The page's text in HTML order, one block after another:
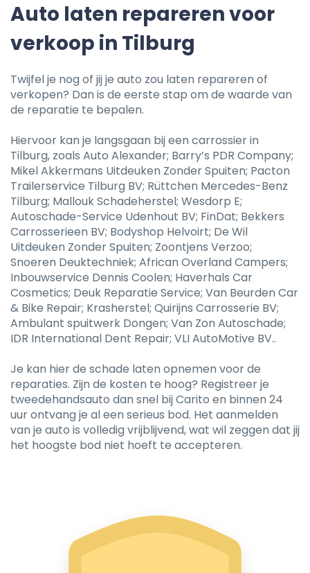
Auto laten repareren voor
verkoop in Tilburg
Twijfel je nog of jij je auto zou laten repareren of
verkopen? Dan is de eerste stap om de waarde van
de reparatie te bepalen.
Hiervoor kan je langsgaan bij een carrossier in
Tilburg, zoals Auto Alexander; Barry’s PDR Company;
Mikel Akkermans Uitdeuken Zonder Spuiten; Pacton
Trailerservice Tilburg BV; Rüttchen Mercedes-Benz
Tilburg; Mallouk Schadeherstel; Wesdorp E;
Autoschade-Service Udenhout BV; FinDat; Bekkers
Carrosserieen BV; Bodyshop Helvoirt; De Wil
Uitdeuken Zonder Spuiten; Zoontjens Verzoo;
Snoeren Deuktechniek; African Overland Campers;
Inbouwservice Dennis Coolen; Haverhals Car
Cosmetics; Deuk Reparatie Service; Van Beurden Car
& Bike Repair; Krasherstel; Quirijns Carrosserie BV;
Ambulant spuitwerk Dongen; Van Zon Autoschade;
IDR International Dent Repair; VLI AutoMotive BV..
Je kan hier de schade laten opnemen voor de
reparaties. Zijn de kosten te hoog? Registreer je
tweedehandsauto dan snel bij Carito en binnen 24
uur ontvang je al een serieus bod. Het aanmelden
van je auto is volledig vrijblijvend, wat wil zeggen dat jij
het hoogste bod niet hoeft te accepteren.